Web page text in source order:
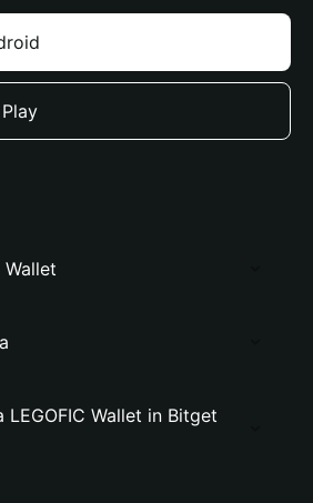
Wallet in Bitget